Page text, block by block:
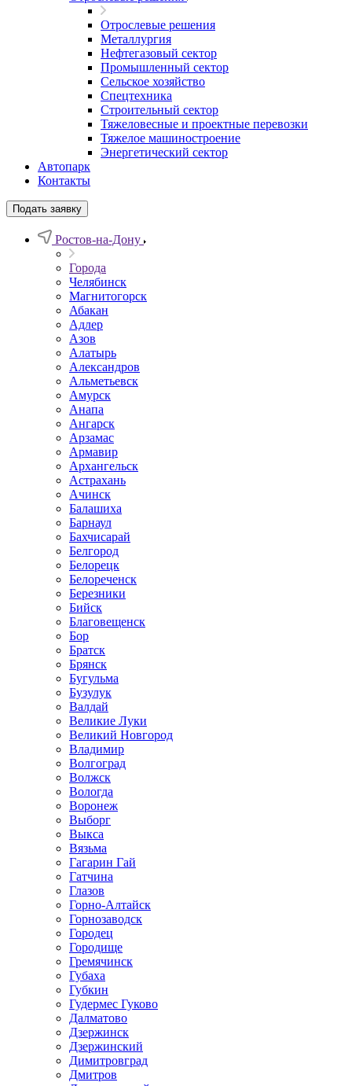
Отрослевые решения
Металлургия
Нефтегазовый сектор
Промышленный сектор
Сельское хозяйство
Спецтехника
Строительный сектор
Тяжеловесные и проектные перевозки
Тяжелое машиностроение
Энергетический сектор
Автопарк
Контакты
Подать заявку
Ростов-на-Дону
Города
Челябинск
Магнитогорск
Абакан
Адлер
Азов
Алатырь
Александров
Альметьевск
Амурск
Анапа
Ангарск
Арзамас
Армавир
Архангельск
Астрахань
Ачинск
Балашиха
Барнаул
Бахчисарай
Белгород
Белорецк
Белореченск
Березники
Бийск
Благовещенск
Бор
Братск
Брянск
Бугульма
Бузулук
Валдай
Великие Луки
Великий Новгород
Владимир
Волгоград
Волжск
Вологда
Воронеж
Выборг
Выкса
Вязьма
Гагарин Гай
Гатчина
Глазов
Горно-Алтайск
Горнозаводск
Городец
Городище
Гремячинск
Губаха
Губкин
Гудермес Гуково
Далматово
Дзержинск
Дзержинский
Димитровград
Дмитров